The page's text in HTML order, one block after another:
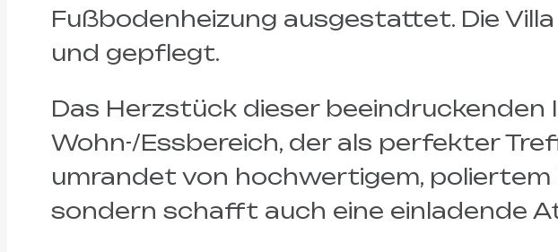
Fußbodenheizung ausgestattet. Die
und gepflegt.
Das Herzstück dieser beeindruckenden
Wohn-/Essbereich, der als perfekter
umrandet von hochwertigem,
sondern schafft auch eine einladende